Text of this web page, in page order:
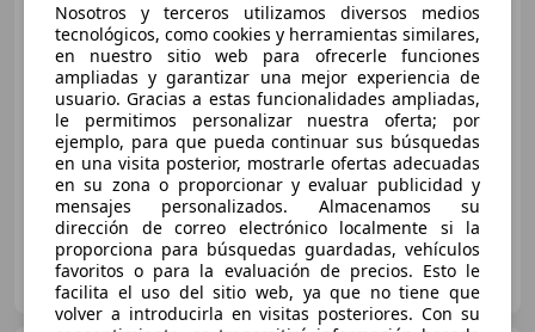
€ 9.000
Sincomparación
05/2015 129.000 km Gasolina 120 kW (163 CV)
Particular
ES-08172 Sant Cugat del Vallès
Nosotros y terceros utilizamos diversos medios
tecnológicos, como cookies y herramientas similares,
en nuestro sitio web para ofrecerle funciones
ampliadas y garantizar una mejor experiencia de
usuario. Gracias a estas funcionalidades ampliadas,
le permitimos personalizar nuestra oferta; por
ejemplo, para que pueda continuar sus búsquedas
en una visita posterior, mostrarle ofertas adecuadas
en su zona o proporcionar y evaluar publicidad y
mensajes personalizados. Almacenamos su
dirección de correo electrónico localmente si la
proporciona para búsquedas guardadas, vehículos
favoritos o para la evaluación de precios. Esto le
facilita el uso del sitio web, ya que no tiene que
volver a introducirla en visitas posteriores. Con su